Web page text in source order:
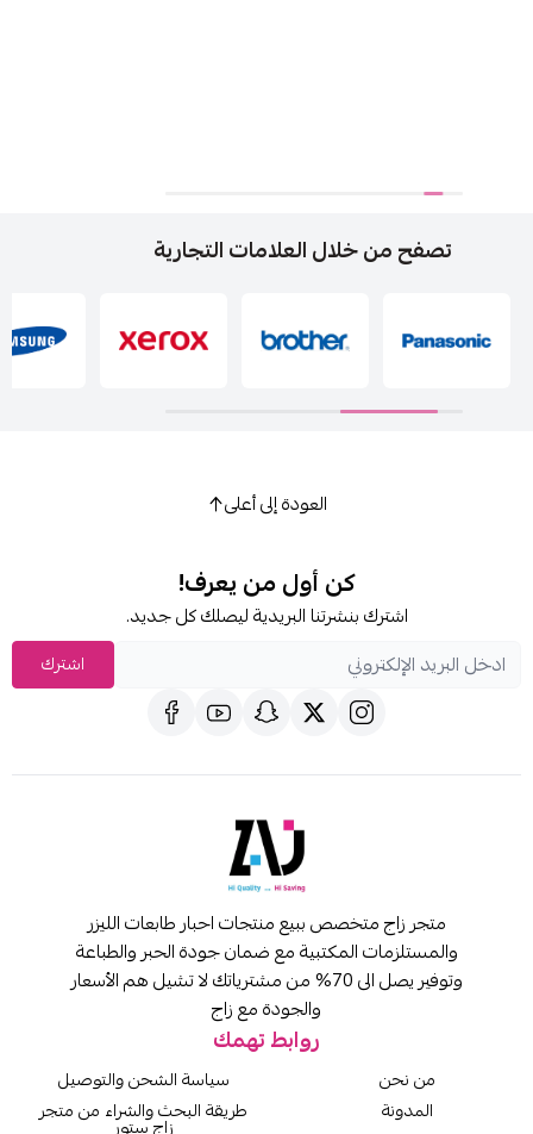
تصفح من خلال العلامات التجارية
العودة إلى أعلى
كن أول من يعرف!
اشترك بنشرتنا البريدية ليصلك كل جديد.
اشترك
متجر زاج متخصص ببيع منتجات احبار طابعات الليزر
والمستلزمات المكتبية مع ضمان جودة الحبر والطباعة
وتوفير يصل الى 70% من مشترياتك لا تشيل هم الأسعار
والجودة مع زاج
روابط تهمك
من نحن
المدونة
سياسة الشحن والتوصيل
طريقة البحث والشراء من متجر
زاج ستور